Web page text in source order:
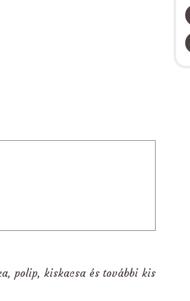
polip, kiskacsa és további kis